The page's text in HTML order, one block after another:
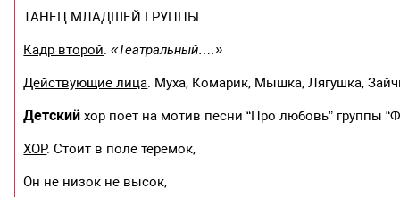
ТАНЕЦ МЛАДШЕЙ ГРУППЫ
Кадр второй.«Театральный….»
Действующие лица. Муха, Комарик, Мышка, Лягушка,
Детский хор поет на мотив песни “Про любовь” группы
ХОР. Стоит в поле теремок,
Он не низок не высок,